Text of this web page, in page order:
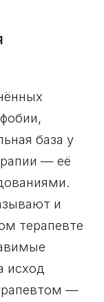
база у
— её
и
терапевте
исход
—